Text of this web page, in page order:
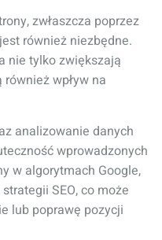
zwłaszcza poprzez
również niezbędne.
nie tylko zwiększają
wpływ na
analizowanie danych
wprowadzonych
w algorytmach Google,
SEO, co może
lub poprawę pozycji